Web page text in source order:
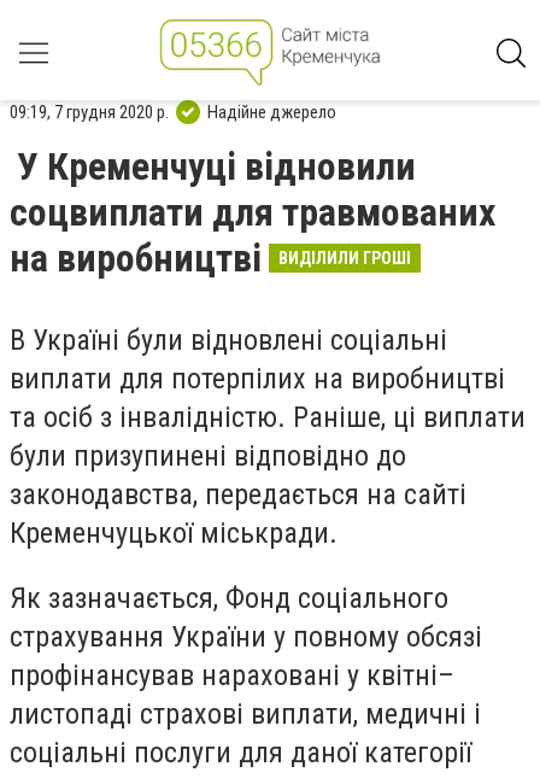
09:19, 7 грудня 2020 р. Надійне джерело
У Кременчуці відновили
соцвиплати для травмованих
на виробництві
ВИДІЛИЛИ ГРОШІ
В Україні були відновлені соціальні
виплати для потерпілих на виробництві
та осіб з інвалідністю. Раніше, ці виплати
були призупинені відповідно до
законодавства, передається на сайті
Кременчуцької міськради.
Як зазначається, Фонд соціального
страхування України у повному обсязі
профінансував нараховані у квітні–
листопаді страхові виплати, медичні і
соціальні послуги для даної категорії